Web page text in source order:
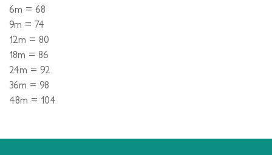
6m = 68
9m = 74
12m = 80
18m = 86
24m = 92
36m = 98
48m = 104